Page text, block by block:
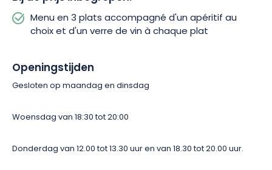
Menu en 3 plats accompagné d'un apéritif au
choix et d'un verre de vin à chaque plat
Openingstijden
Gesloten op maandag en dinsdag
Woensdag van 18:30 tot 20:00
Donderdag van 12.00 tot 13.30 uur en van 18.30 tot 20.00 uur.